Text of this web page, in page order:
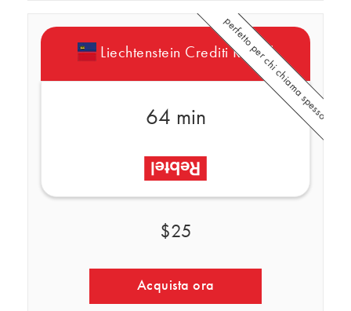
Liechtenstein Crediti Rebtel
64 min
$25
Acquista ora
perfetto per chi chiama spesso